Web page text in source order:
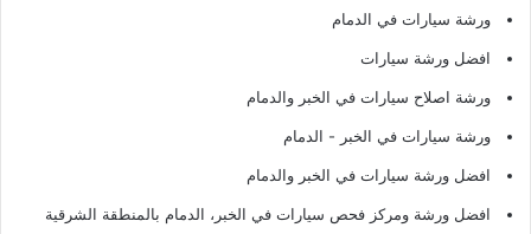
ورشة سيارات في الدمام
افضل ورشة سيارات
ورشة اصلاح سيارات في الخبر والدمام
ورشة سيارات في الخبر - الدمام
افضل ورشة سيارات في الخبر والدمام
افضل ورشة ومركز فحص سيارات في الخبر، الدمام بالمنطقة الشرقية